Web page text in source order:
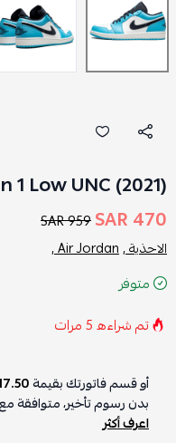
1 Low UNC (2021)
470 SAR
959 SAR
الاحذية ,Air Jordan ,
متوفر
تم شراءه5مرات
أو قسم فاتورتك بقيمة117.50
بدون رسوم تأخير، متوافقة
اعرف أكثر